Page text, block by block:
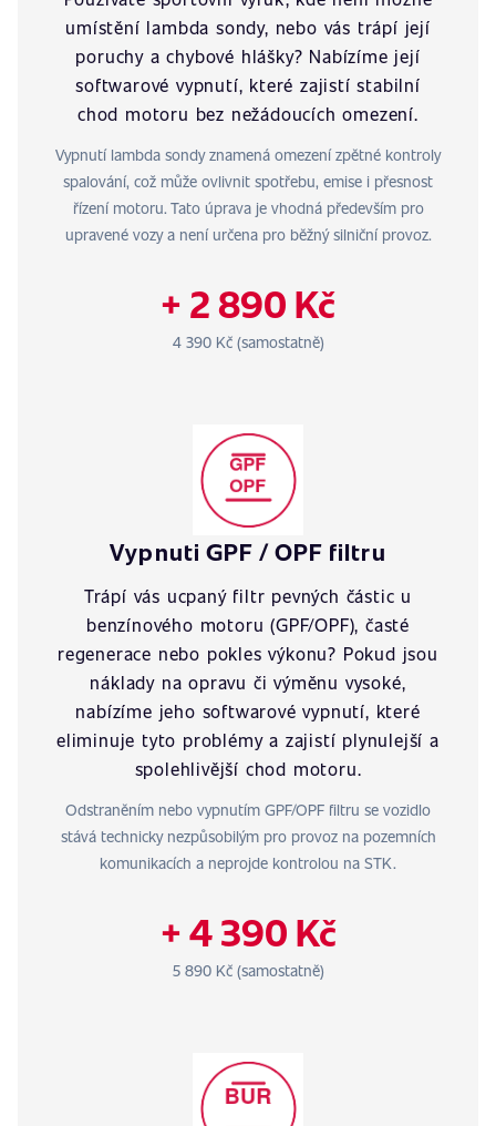
umístění lambda sondy, nebo vás trápí její
poruchy a chybové hlášky? Nabízíme její
softwarové vypnutí, které zajistí stabilní
chod motoru bez nežádoucích omezení.
Vypnutí lambda sondy znamená omezení zpětné kontroly
spalování, což může ovlivnit spotřebu, emise i přesnost
řízení motoru. Tato úprava je vhodná především pro
upravené vozy a není určena pro běžný silniční provoz.
+ 2 890 Kč
4 390 Kč (samostatně)
Vypnuti GPF / OPF filtru
Trápí vás ucpaný filtr pevných částic u
benzínového motoru (GPF/OPF), časté
regenerace nebo pokles výkonu? Pokud jsou
náklady na opravu či výměnu vysoké,
nabízíme jeho softwarové vypnutí, které
eliminuje tyto problémy a zajistí plynulejší a
spolehlivější chod motoru.
Odstraněním nebo vypnutím GPF/OPF filtru se vozidlo
stává technicky nezpůsobilým pro provoz na pozemních
komunikacích a neprojde kontrolou na STK.
+ 4 390 Kč
5 890 Kč (samostatně)